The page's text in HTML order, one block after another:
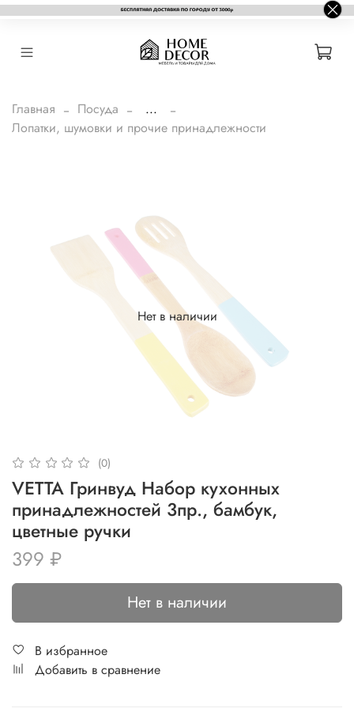
Главная Посуда
...
Лопатки, шумовки и прочие принадлежности
Нет в наличии
(0)
VETTA Гринвуд Набор кухонных
принадлежностей 3пр., бамбук,
цветные ручки
399 ₽
Нет в наличии
В избранное
Добавить в сравнение